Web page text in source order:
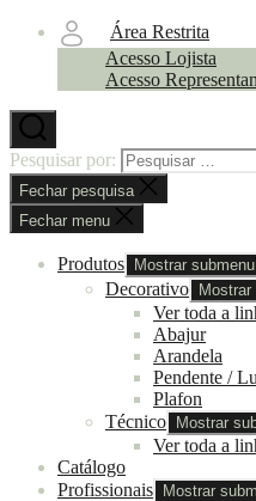
Área Restrita
Acesso Lojista
Acesso
Pesquisar por:
Fechar pesquisa
Fechar menu
Produtos Mostrar submenu
Decorativo
Ver toda a
Abajur
Arandela
Pendente /
Plafon
Técnico
Mostrar
Ver toda a
Catálogo
Profissionais
Mostrar